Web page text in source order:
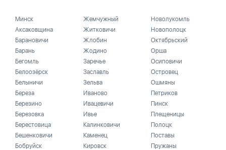
Минск
Аксаковщина
Барановичи
Барань
Бегомль
Белоозёрск
Белыничи
Береза
Березино
Березовка
Берестовица
Бешенковичи
Бобруйск
Жемчужный
Житковичи
Жлобин
Жодино
Заречье
Заславль
Зельва
Иваново
Ивацевичи
Ивье
Калинковичи
Каменец
Кировск
Новолукомль
Новополоцк
Октябрьский
Орша
Осиповичи
Островец
Ошмяны
Петриков
Пинск
Плещеницы
Полоцк
Поставы
Пружаны